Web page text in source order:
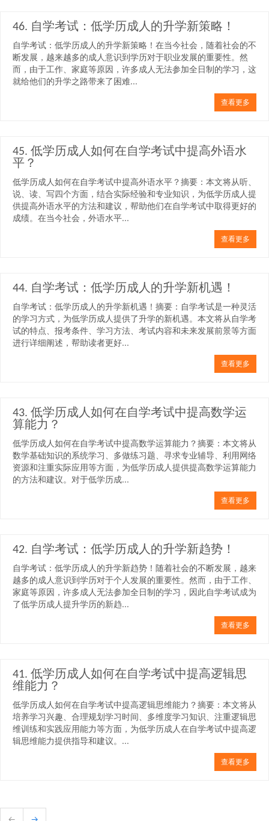
46. 自学考试：低学历成人的升学新策略！
自学考试：低学历成人的升学新策略！在当今社会，随着社会的不
断发展，越来越多的成人意识到学历对于职业发展的重要性。然
而，由于工作、家庭等原因，许多成人无法参加全日制的学习，这
就给他们的升学之路带来了困难...
查看更多
45. 低学历成人如何在自学考试中提高外语水
平？
低学历成人如何在自学考试中提高外语水平？摘要：本文将从听、
说、读、写四个方面，结合实际经验和专业知识，为低学历成人提
供提高外语水平的方法和建议，帮助他们在自学考试中取得更好的
成绩。在当今社会，外语水平...
查看更多
44. 自学考试：低学历成人的升学新机遇！
自学考试：低学历成人的升学新机遇！摘要：自学考试是一种灵活
的学习方式，为低学历成人提供了升学的新机遇。本文将从自学考
试的特点、报考条件、学习方法、考试内容和未来发展前景等方面
进行详细阐述，帮助读者更好...
查看更多
43. 低学历成人如何在自学考试中提高数学运
算能力？
低学历成人如何在自学考试中提高数学运算能力？摘要：本文将从
数学基础知识的系统学习、多做练习题、寻求专业辅导、利用网络
资源和注重实际应用等方面，为低学历成人提供提高数学运算能力
的方法和建议。对于低学历成...
查看更多
42. 自学考试：低学历成人的升学新趋势！
自学考试：低学历成人的升学新趋势！随着社会的不断发展，越来
越多的成人意识到学历对于个人发展的重要性。然而，由于工作、
家庭等原因，许多成人无法参加全日制的学习，因此自学考试成为
了低学历成人提升学历的新趋...
查看更多
41. 低学历成人如何在自学考试中提高逻辑思
维能力？
低学历成人如何在自学考试中提高逻辑思维能力？摘要：本文将从
培养学习兴趣、合理规划学习时间、多维度学习知识、注重逻辑思
维训练和实践应用能力等方面，为低学历成人在自学考试中提高逻
辑思维能力提供指导和建议。...
查看更多
← →